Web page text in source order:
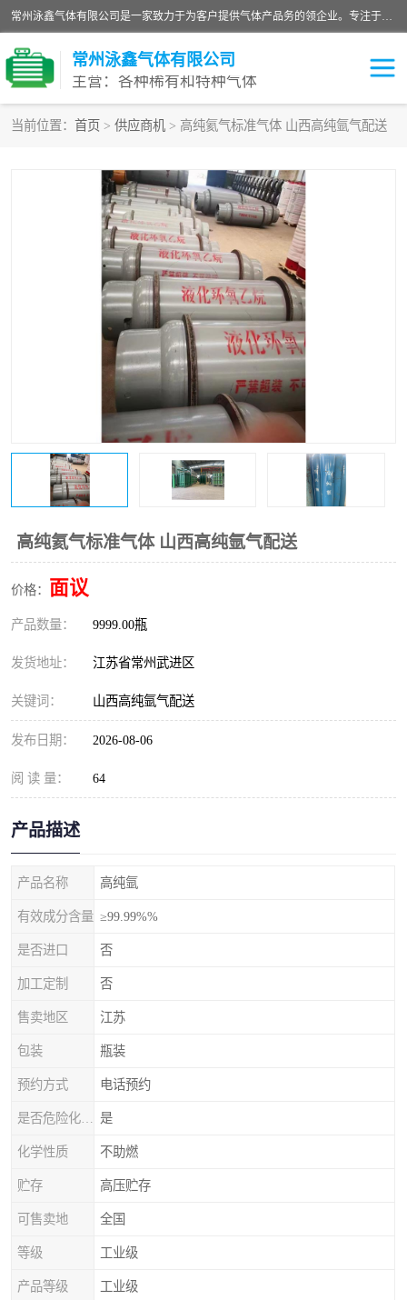
常州泳鑫气体有限公司是一家致力于为客户提供气体产品务的领企业。专注于环氧乙烷剂、环氧乙烷、高纯气体以及稀有和特种气体的研发、生产、销售和配送，产品广泛应用于医疗、电子、科研、化工、食品等多个领域。主要产品有：环氧乙烷灭菌剂，环氧乙烷，高纯氩，氮，氪，氙，氖，氘，笑，氦，氢，氧等各种稀有和特种气体。
常州泳鑫气体有限公司
主营：各种稀有和特种气体
当前位置： 首页 > 供应商机 > 高纯氦气标准气体 山西高纯氩气配送
高纯氦气标准气体 山西高纯氩气配送
价格： 面议
产品数量： 9999.00瓶
发货地址： 江苏省常州武进区
关键词： 山西高纯氩气配送
发布日期： 2026-08-06
阅 读 量： 64
产品描述
产品名称 高纯氩
有效成分含量 ≥99.99%%
是否进口 否
加工定制 否
售卖地区 江苏
包装 瓶装
预约方式 电话预约
是
化学性质 不助燃
贮存 高压贮存
可售卖地 全国
等级 工业级
产品等级 工业级
环氧乙烷灭菌剂 高纯氩气